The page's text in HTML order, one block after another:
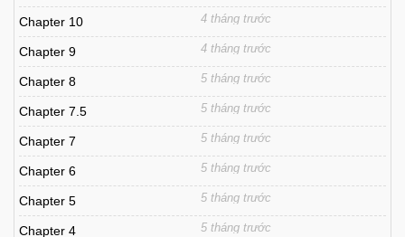
Chapter 10 4 tháng trước
Chapter 9 4 tháng trước
Chapter 8 5 tháng trước
Chapter 7.5 5 tháng trước
Chapter 7 5 tháng trước
Chapter 6 5 tháng trước
Chapter 5 5 tháng trước
Chapter 4 5 tháng trước